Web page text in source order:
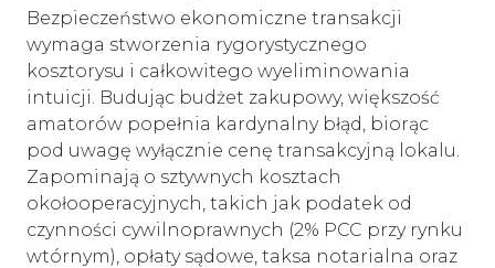
Bezpieczeństwo ekonomiczne transakcji
wymaga stworzenia rygorystycznego
kosztorysu i całkowitego wyeliminowania
intuicji. Budując budżet zakupowy, większość
amatorów popełnia kardynalny błąd, biorąc
pod uwagę wyłącznie cenę transakcyjną lokalu.
Zapominają o sztywnych kosztach
okołooperacyjnych, takich jak podatek od
czynności cywilnoprawnych (2% PCC przy rynku
wtórnym), opłaty sądowe, taksa notarialna oraz